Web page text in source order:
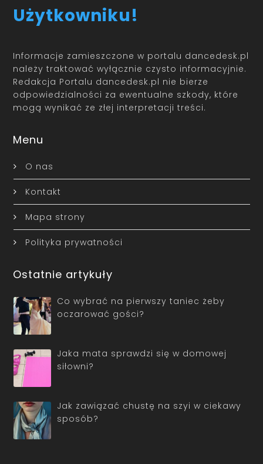
Użytkowniku!
Informacje zamieszczone w portalu dancedesk.pl
należy traktować wyłącznie czysto informacyjnie.
Redakcja Portalu dancedesk.pl nie bierze
odpowiedzialności za ewentualne szkody, które
mogą wynikać ze złej interpretacji treści.
Menu
O nas
Kontakt
Mapa strony
Polityka prywatności
Ostatnie artykuły
Co wybrać na pierwszy taniec żeby
oczarować gości?
Jaka mata sprawdzi się w domowej
siłowni?
Jak zawiązać chustę na szyi w ciekawy
sposób?